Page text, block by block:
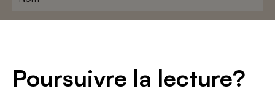
Poursuivre la lecture?
J'accepte les termes et conditions etla politique de confidentialité